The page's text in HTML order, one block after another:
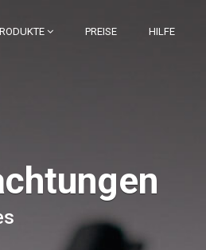
PREISE HILFE